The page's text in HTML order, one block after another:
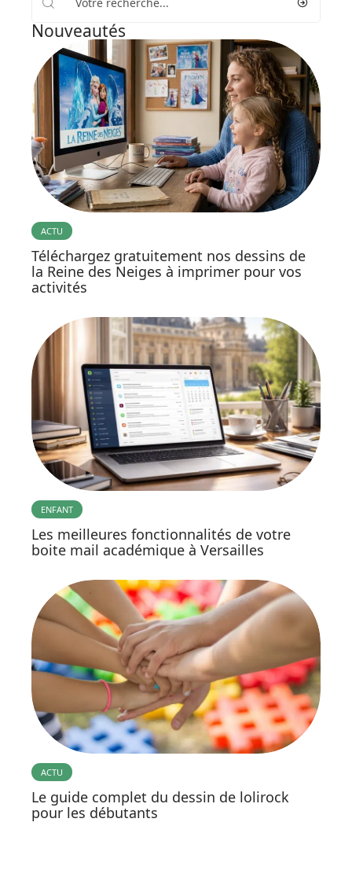
Nouveautés
ACTU
Téléchargez gratuitement nos dessins de
la Reine des Neiges à imprimer pour vos
activités
ENFANT
Les meilleures fonctionnalités de votre
boite mail académique à Versailles
ACTU
Le guide complet du dessin de lolirock
pour les débutants